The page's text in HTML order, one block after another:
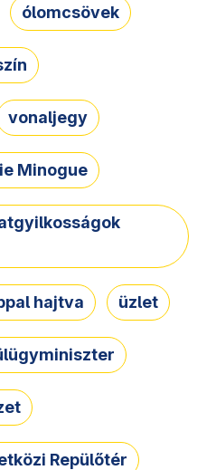
ólomcsövek
vonaljegy
Minogue
hajtva üzlet
Repülőtér